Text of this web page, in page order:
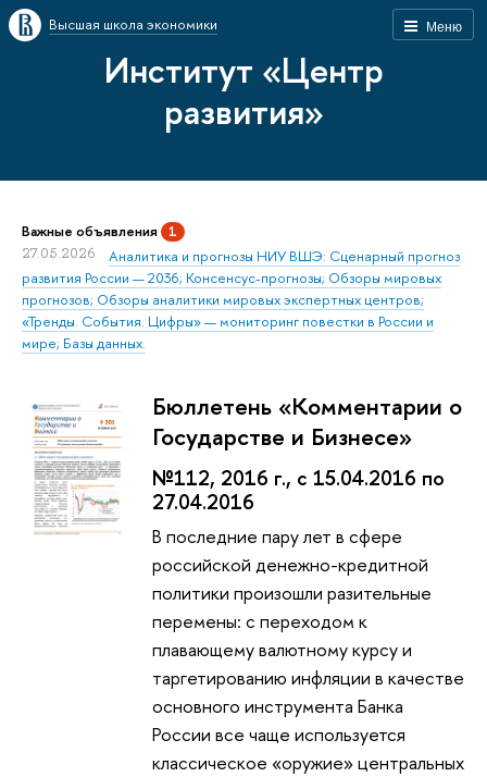
Меню
Высшая школа экономики
Институт «Центр
развития»
Важные объявления 1
27.05.2026
Аналитика и прогнозы НИУ ВШЭ: Сценарный прогноз
развития России — 2036; Консенсус-прогнозы; Обзоры мировых
прогнозов; Обзоры аналитики мировых экспертных центров;
«Тренды. События. Цифры» — мониторинг повестки в России и
мире; Базы данных.
Бюллетень «Комментарии о
Государстве и Бизнесе»
№112, 2016 г., с 15.04.2016 по
27.04.2016
В последние пару лет в сфере
российской денежно-кредитной
политики произошли разительные
перемены: с переходом к
плавающему валютному курсу и
таргетированию инфляции в качестве
основного инструмента Банка
России все чаще используется
классическое «оружие» центральных